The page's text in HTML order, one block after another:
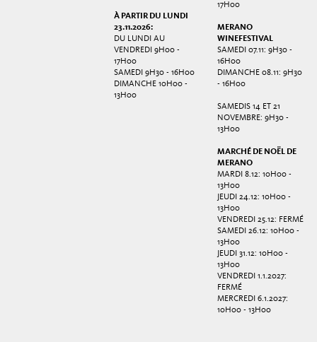
À PARTIR DU LUNDI
23.11.2026:
DU LUNDI AU
VENDREDI 9H00 -
17H00
SAMEDI 9H30 - 16H00
DIMANCHE 10H00 -
13H00
17H00
MERANO
WINEFESTIVAL
SAMEDI 07.11: 9H30 -
16H00
DIMANCHE 08.11: 9H30
- 16H00
SAMEDIS 14 ET 21
NOVEMBRE: 9H30 -
13H00
MARCHÉ DE NOËL DE
MERANO
MARDI 8.12: 10H00 -
13H00
JEUDI 24.12: 10H00 -
13H00
VENDREDI 25.12: FERMÉ
SAMEDI 26.12: 10H00 -
13H00
JEUDI 31.12: 10H00 -
13H00
VENDREDI 1.1.2027:
FERMÉ
MERCREDI 6.1.2027:
10H00 - 13H00